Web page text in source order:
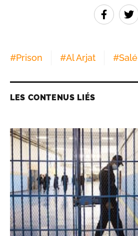
#Prison #Al Arjat #Salé
LES CONTENUS LIÉS